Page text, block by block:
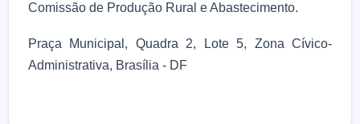
Comissão de Produção Rural e Abastecimento.
Praça Municipal, Quadra 2, Lote 5, Zona Cívico-
Administrativa, Brasília - DF